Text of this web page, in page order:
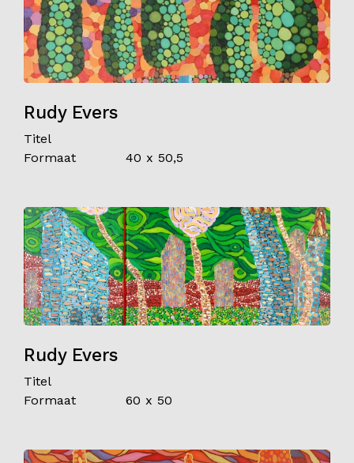
Rudy Evers
Titel
Formaat
40 x 50,5
Rudy Evers
Titel
Formaat
60 x 50